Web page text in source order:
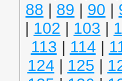
88 | 89 | 90 |
| 102 | 103 |
113 | 114 |
124 | 125 |